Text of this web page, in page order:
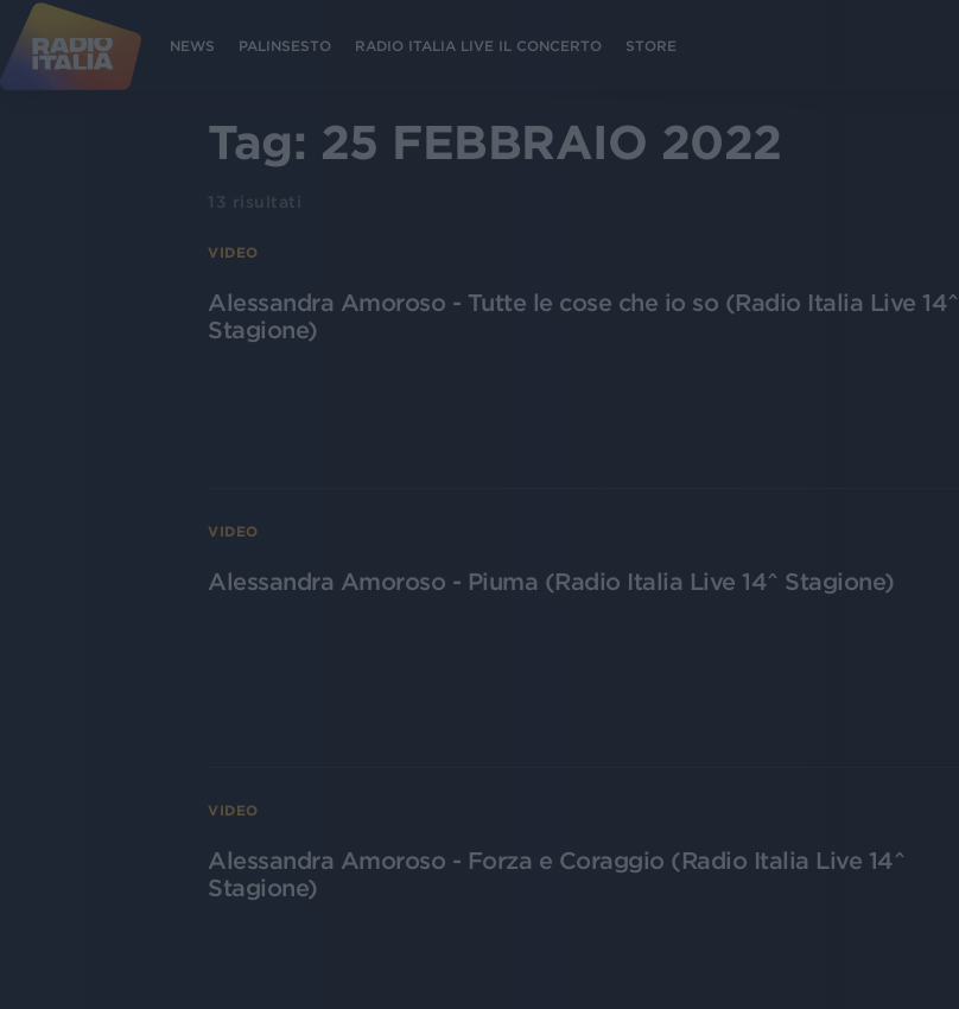
NEWS PALINSESTO RADIO ITALIA LIVE IL CONCERTO STORE
Tag: 25 FEBBRAIO 2022
13 risultati
VIDEO
Alessandra Amoroso - Tutte le cose che io so (Radio Italia Live 14^
Stagione)
VIDEO
Alessandra Amoroso - Piuma (Radio Italia Live 14^ Stagione)
VIDEO
Alessandra Amoroso - Forza e Coraggio (Radio Italia Live 14^
Stagione)